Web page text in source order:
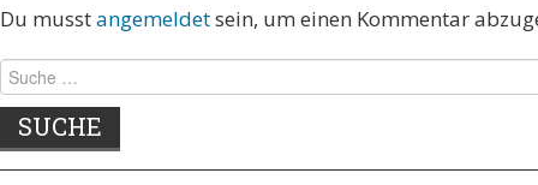
Du musstangemeldetsein, um einen Kommentar
Suche
nach: